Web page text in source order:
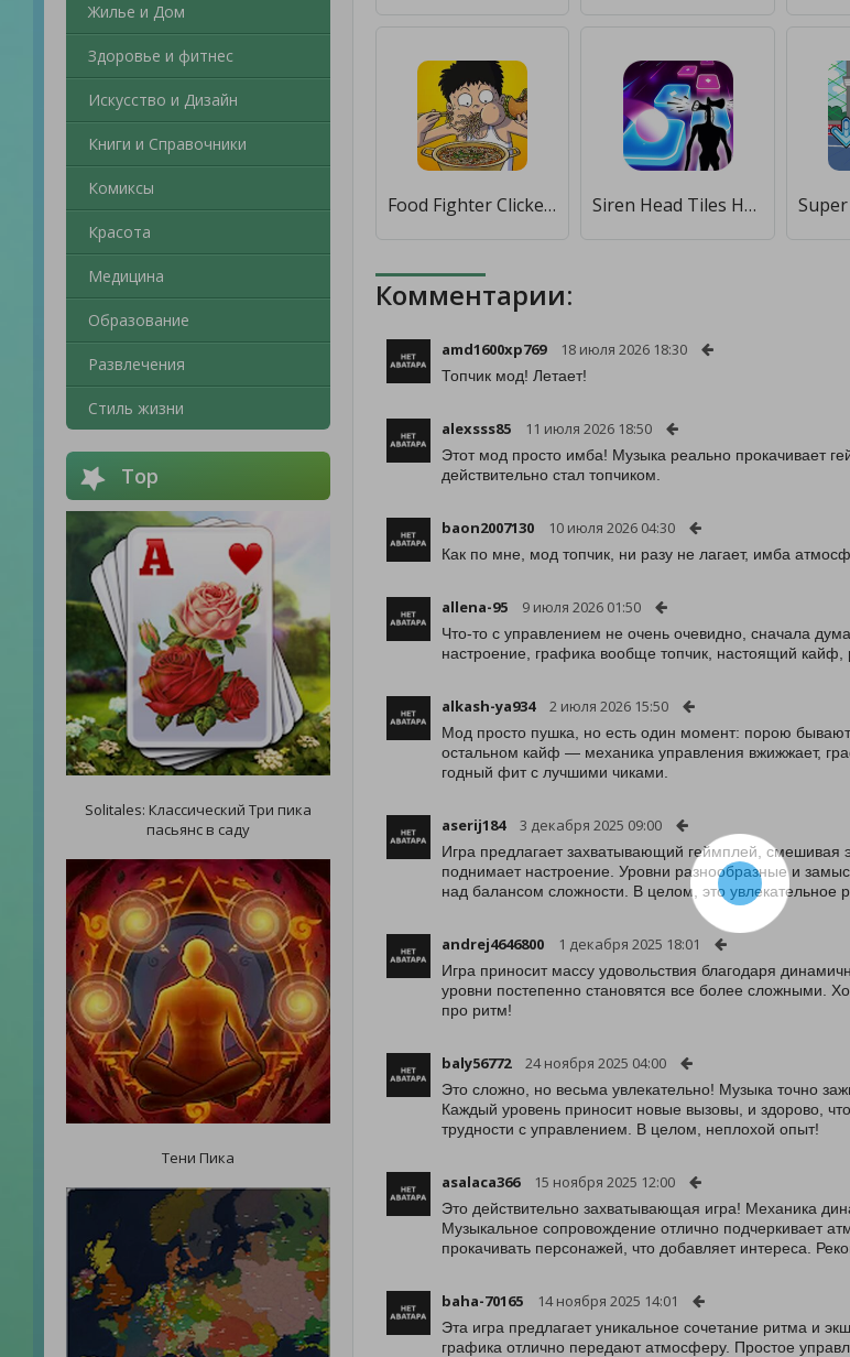
Жилье и Дом
Здоровье и фитнес
Искусство и Дизайн
Книги и Справочники
Комиксы
Красота
Медицина
Образование
Развлечения
Стиль жизни
Top
Solitales: Классический Три пика
пасьянс в саду
Тени Пика
Food Fighter Clicker [Мод меню] Siren Head Tiles Hop - Edm Rush Music Game [Много монет]
Комментарии:
amd1600xp769 18 июля 2026 18:30
Топчик мод! Летает!
alexsss85 11 июля 2026 18:50
Этот мод просто имба! Музыка реально прокачивает
действительно стал топчиком.
baon2007130 10 июля 2026 04:30
Как по мне, мод топчик, ни разу не лагает, имба
allena-95 9 июля 2026 01:50
Что-то с управлением не очень очевидно, сначала
настроение, графика вообще топчик, настоящий
alkash-ya934 2 июля 2026 15:50
Мод просто пушка, но есть один момент: порою бывают
остальном кайф — механика управления вжижжает,
годный фит с лучшими чиками.
aserij184 3 декабря 2025 09:00
Игра предлагает захватывающий геймплей,
поднимает настроение. Уровни разнообразные и
над балансом сложности. В целом, это увлекательное
andrej4646800 1 декабря 2025 18:01
Игра приносит массу удовольствия благодаря
уровни постепенно становятся все более сложными.
про ритм!
baly56772 24 ноября 2025 04:00
Это сложно, но весьма увлекательно! Музыка точно
Каждый уровень приносит новые вызовы, и здорово,
трудности с управлением. В целом, неплохой опыт!
asalaca366 15 ноября 2025 12:00
Это действительно захватывающая игра! Механика
Музыкальное сопровождение отлично подчеркивает
прокачивать персонажей, что добавляет интереса.
baha-70165 14 ноября 2025 14:01
Эта игра предлагает уникальное сочетание ритма и
графика отлично передают атмосферу. Простое